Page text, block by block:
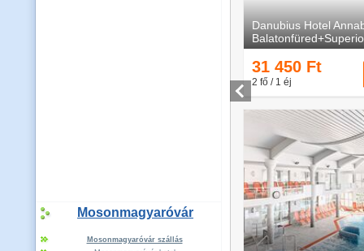
Mosonmagyaróvár
Mosonmagyaróvár szállás